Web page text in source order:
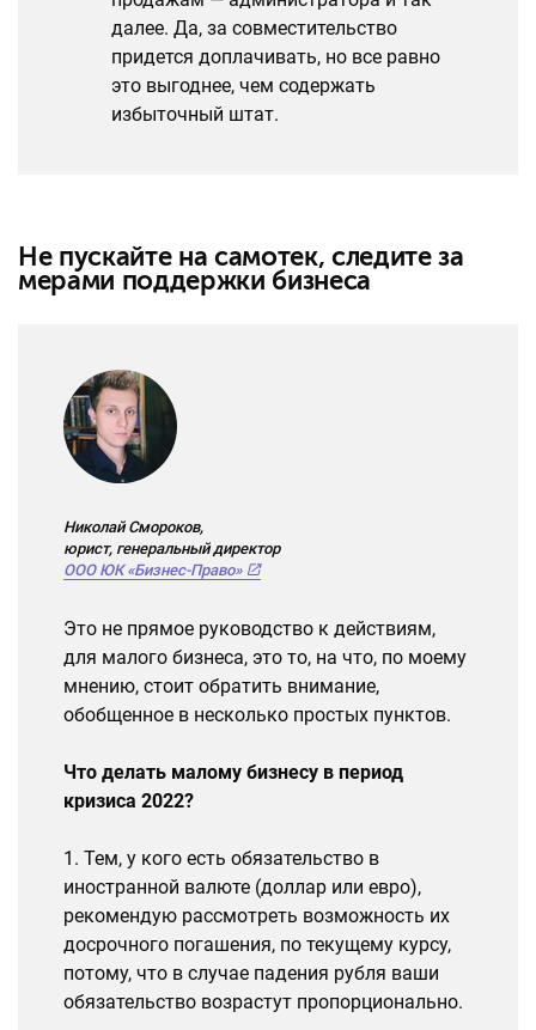
далее. Да, за совместительство
придется доплачивать, но все равно
это выгоднее, чем содержать
избыточный штат.
Не пускайте на самотек, следите за
мерами поддержки бизнеса
Николай Смороков,
юрист, генеральный директор
ООО ЮК «Бизнес-Право»
Это не прямое руководство к действиям,
для малого бизнеса, это то, на что, по моему
мнению, стоит обратить внимание,
обобщенное в несколько простых пунктов.
Что делать малому бизнесу в период
кризиса 2022?
1. Тем, у кого есть обязательство в
иностранной валюте (доллар или евро),
рекомендую рассмотреть возможность их
досрочного погашения, по текущему курсу,
потому, что в случае падения рубля ваши
обязательство возрастут пропорционально.